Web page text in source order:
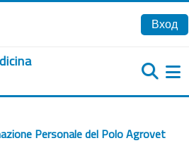
Вход
Personale del Polo Agrovet